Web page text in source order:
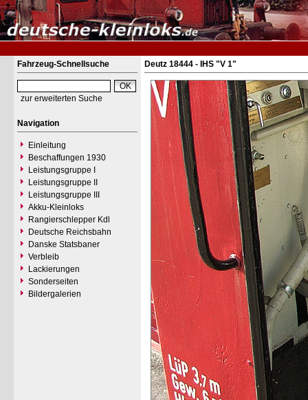
Fahrzeug-Schnellsuche
zur erweiterten Suche
Navigation
Einleitung
Beschaffungen 1930
Leistungsgruppe I
Leistungsgruppe II
Leistungsgruppe III
Akku-Kleinloks
Rangierschlepper Kdl
Deutsche Reichsbahn
Danske Statsbaner
Verbleib
Lackierungen
Sonderseiten
Bildergalerien
Deutz 18444 - IHS "V 1"